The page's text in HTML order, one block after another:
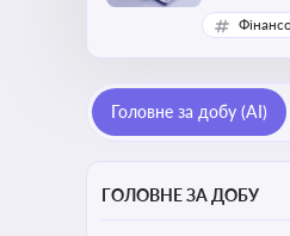
Головне за добу (AI)
ГОЛОВНЕ ЗА ДОБУ